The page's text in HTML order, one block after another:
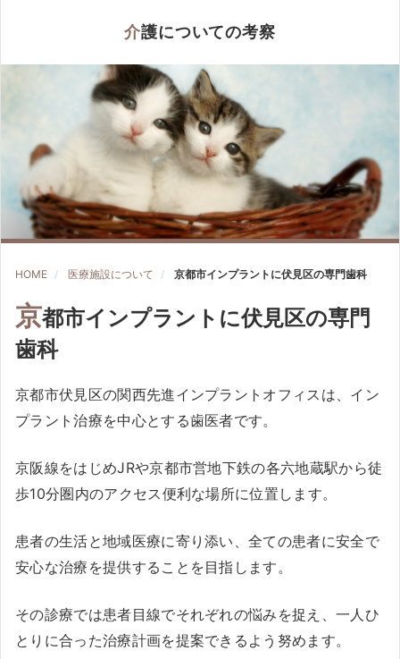
介護についての考察
HOME 医療施設について 京都市インプラントに伏見区の専門歯科
京都市インプラントに伏見区の専門
歯科
京都市伏見区の関西先進インプラントオフィスは、イン
プラント治療を中心とする歯医者です。
京阪線をはじめJRや京都市営地下鉄の各六地蔵駅から徒
歩10分圏内のアクセス便利な場所に位置します。
患者の生活と地域医療に寄り添い、全ての患者に安全で
安心な治療を提供することを目指します。
その診療では患者目線でそれぞれの悩みを捉え、一人ひ
とりに合った治療計画を提案できるよう努めます。